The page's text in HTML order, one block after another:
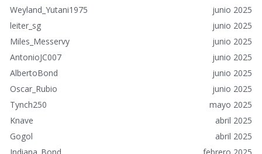
junio 2025
Weyland_Yutani1975
junio 2025
leiter_sg
junio 2025
Miles_Messervy
junio 2025
AntonioJC007
junio 2025
AlbertoBond
junio 2025
Oscar_Rubio
mayo 2025
Tynch250
abril 2025
Knave
abril 2025
Gogol
febrero 2025
Indiana_Bond